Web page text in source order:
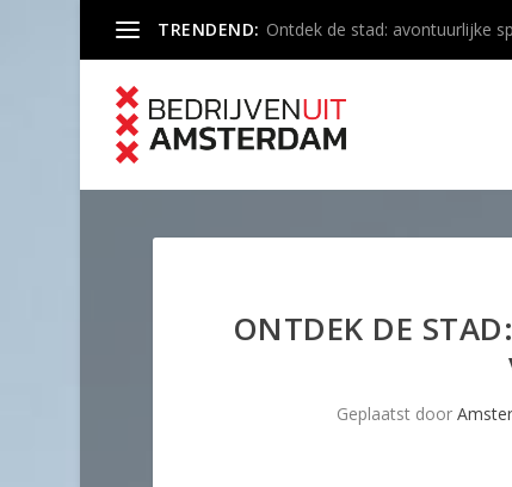
TRENDEND: Ontdek de stad: avontuurlijke
ONTDEK DE
Geplaatst door